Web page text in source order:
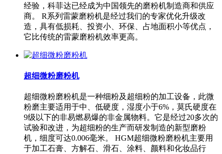
经验，科菲达已经成为中国领先的磨粉机制造商和供应
商。 R系列雷蒙磨粉机是经过我们的专家优化升级改
造，具有低损耗、投资小、环保、占地面积小等优点，
它比传统的雷蒙磨粉机效率更高。
超细微粉磨粉机
超细微粉磨粉机是一种细粉及超细粉的加工设备，此微
粉磨主要适用于中、低硬度，湿度小于6%，莫氏硬度在
9级以下的非易燃易爆的非金属物料。它是经过20多次的
试验和改进，为超细粉的生产而研发制造的新型磨粉
机，细度可达0.006毫米。 HGM超细微粉磨粉机主要用
于加工石膏、方解石、滑石、涂料、颜料和化妆品行